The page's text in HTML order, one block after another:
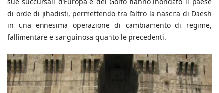
di orde di jihadisti, permettendo tra l’altro la nascita di Daesh
in una ennesima operazione di cambiamento di regime,
fallimentare e sanguinosa quanto le precedenti.